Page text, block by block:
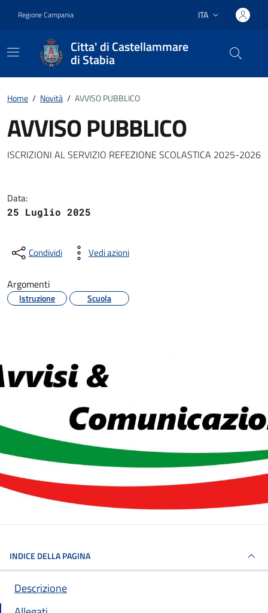
Regione Campania Lingua attiva:
ITA
Citta' di Castellammare
di Stabia
Home / Novità / AVVISO PUBBLICO
AVVISO PUBBLICO
Dettagli della notizia
ISCRIZIONI AL SERVIZIO REFEZIONE SCOLASTICA 2025-2026
Data:
25 Luglio 2025
Condividi Vedi azioni
Argomenti
Istruzione Scuola
INDICE DELLA PAGINA
Descrizione